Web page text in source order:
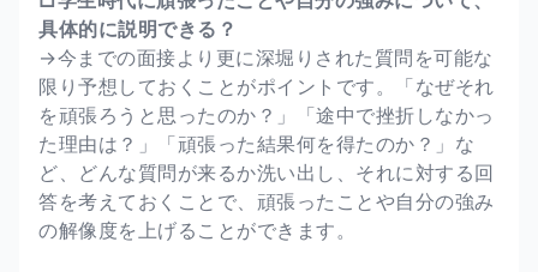
具体的に説明できる？
→今までの面接より更に深堀りされた質問を可能な
限り予想しておくことがポイントです。「なぜそれ
を頑張ろうと思ったのか？」「途中で挫折しなかっ
た理由は？」「頑張った結果何を得たのか？」な
ど、どんな質問が来るか洗い出し、それに対する回
答を考えておくことで、頑張ったことや自分の強み
の解像度を上げることができます。